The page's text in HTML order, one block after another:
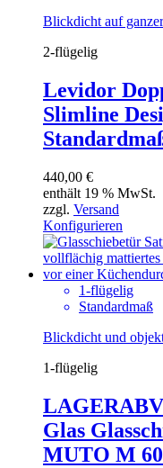
Blickdicht auf
2-flügelig
Levidor
Slimline
440,00 €
enthält 19 % MwSt.
zzgl. Versand
Konfigurieren
1-flügelig
Standardmaß
Blickdicht und
1-flügelig
Glas
MUTO M